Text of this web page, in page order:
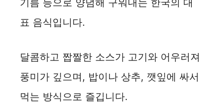
기름 등으로 양념해 구워내는 한국의 대
표 음식입니다.
달콤하고 짭짤한 소스가 고기와 어우러져
풍미가 깊으며, 밥이나 상추, 깻잎에 싸서
먹는 방식으로 즐깁니다.